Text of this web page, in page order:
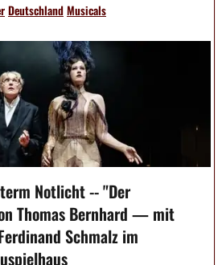
DeutschlandMusicals
Notlicht -- "Der
Thomas Bernhard — mit
Schmalz im